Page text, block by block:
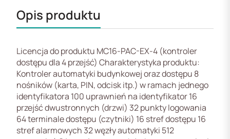
Opis produktu
Licencja do produktu MC16-PAC-EX-4 (kontroler
dostępu dla 4 przejść) Charakterystyka produktu:
Kontroler automatyki budynkowej oraz dostępu 8
nośników (karta, PIN, odcisk itp.) w ramach jednego
identyfikatora 100 uprawnień na identyfikator 16
przejść dwustronnych (drzwi) 32 punkty logowania
64 terminale dostępu (czytniki) 16 stref dostępu 16
stref alarmowych 32 węzły automatyki 512